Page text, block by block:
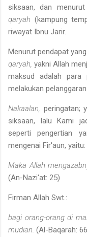
siksaan, dan
qaryah (kampung
riwayat Ibnu Jarir.
Menurut pendapat
qaryah, yakni Allah
maksud adalah para
melakukan
Nakaalan, peringatan;
sik­saan, lalu Kami
seperti penger­tian
mengenai Fir'aun, yaitu:
Maka Allah
(An-Nazi'at: 25)
Firman Allah Swt.:
bagi orang-orang di
mudian. (Al-Baqarah: